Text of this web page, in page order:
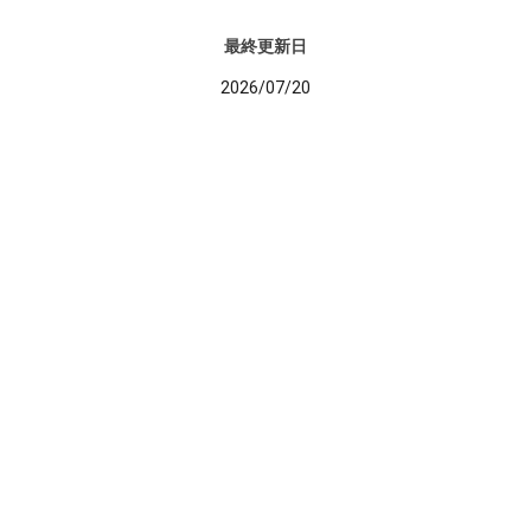
最終更新日
2026/07/20